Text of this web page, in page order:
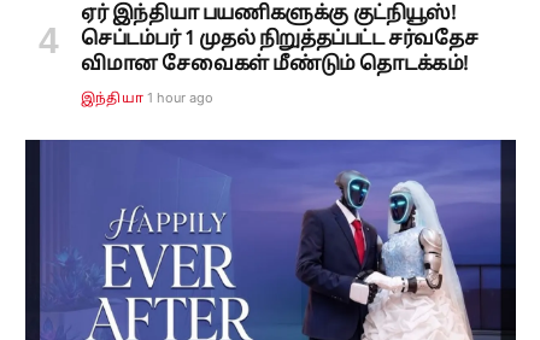
ஏர் இந்தியா பயணிகளுக்கு குட்நியூஸ்!
செப்டம்பர் 1 முதல் நிறுத்தப்பட்ட சர்வதேச
விமான சேவைகள் மீண்டும் தொடக்கம்!
இந்தியா 1 hour ago